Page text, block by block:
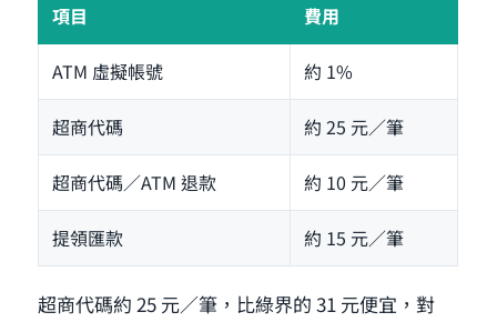
項目 費用
ATM 虛擬帳號 約 1%
超商代碼 約 25 元／筆
超商代碼／ATM 退款 約 10 元／筆
提領匯款 約 15 元／筆
超商代碼約 25 元／筆，比綠界的 31 元便宜，對